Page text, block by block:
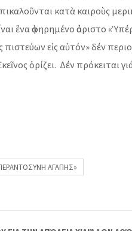
κατὰ καιροὺς
ἕνα ἀφηρημένο ἀόριστο
εἰς αὐτόν» δέν
ὁρίζει. Δέν πρόκειται
ΑΓΑΠΗΣ»